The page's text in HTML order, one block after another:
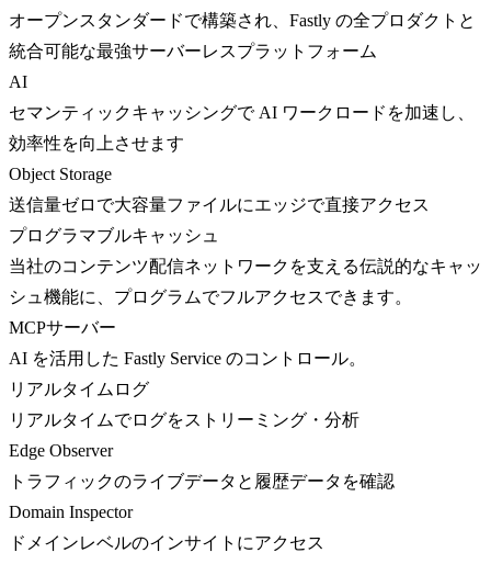
オープンスタンダードで構築され、Fastly の全プロダクトと
統合可能な最強サーバーレスプラットフォーム
AI
セマンティックキャッシングで AI ワークロードを加速し、
効率性を向上させます
Object Storage
送信量ゼロで大容量ファイルにエッジで直接アクセス
プログラマブルキャッシュ
当社のコンテンツ配信ネットワークを支える伝説的なキャッ
シュ機能に、プログラムでフルアクセスできます。
MCPサーバー
AI を活用した Fastly Service のコントロール。
リアルタイムログ
リアルタイムでログをストリーミング・分析
Edge Observer
トラフィックのライブデータと履歴データを確認
Domain Inspector
ドメインレベルのインサイトにアクセス